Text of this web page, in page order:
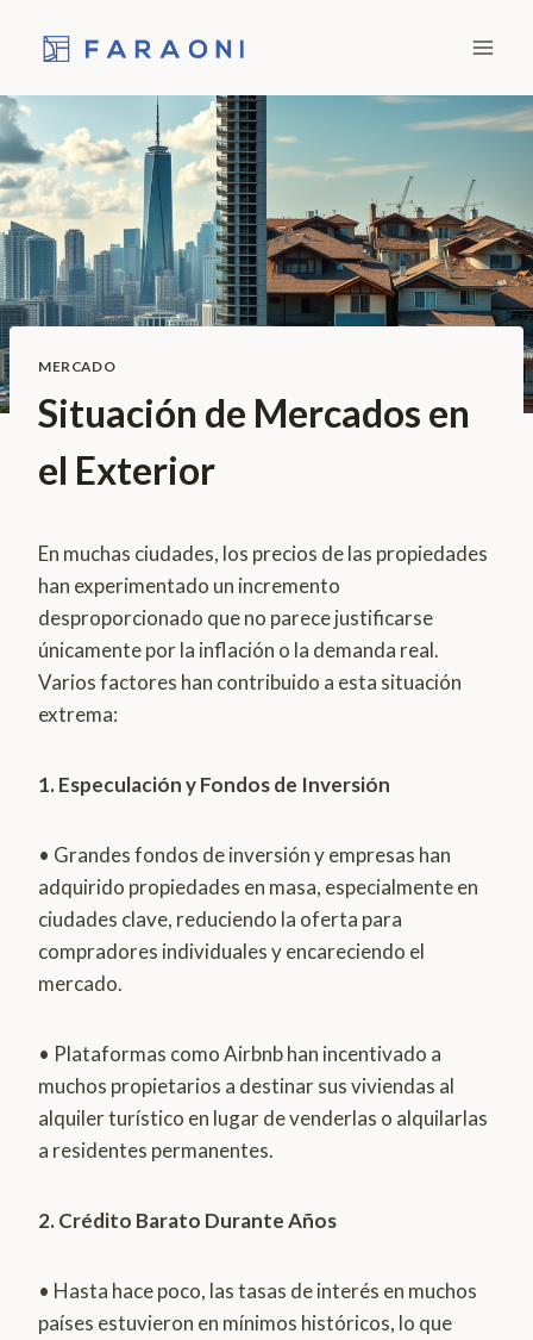
MERCADO
Situación de Mercados en
el Exterior
En muchas ciudades, los precios de las propiedades
han experimentado un incremento
desproporcionado que no parece justificarse
únicamente por la inflación o la demanda real.
Varios factores han contribuido a esta situación
extrema:
1. Especulación y Fondos de Inversión
• Grandes fondos de inversión y empresas han
adquirido propiedades en masa, especialmente en
ciudades clave, reduciendo la oferta para
compradores individuales y encareciendo el
mercado.
• Plataformas como Airbnb han incentivado a
muchos propietarios a destinar sus viviendas al
alquiler turístico en lugar de venderlas o alquilarlas
a residentes permanentes.
2. Crédito Barato Durante Años
• Hasta hace poco, las tasas de interés en muchos
países estuvieron en mínimos históricos, lo que